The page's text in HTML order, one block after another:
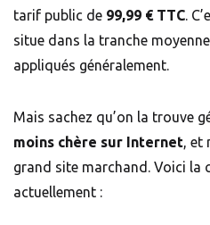
tarif public de 99,99 € TTC.
situe dans la tranche
appliqués généralement.
Mais sachez qu’on la trouve
moins chère sur Internet, et
grand site marchand. Voici la
actuellement :